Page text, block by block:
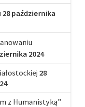
28 października
2024
28
z Humanistyką”